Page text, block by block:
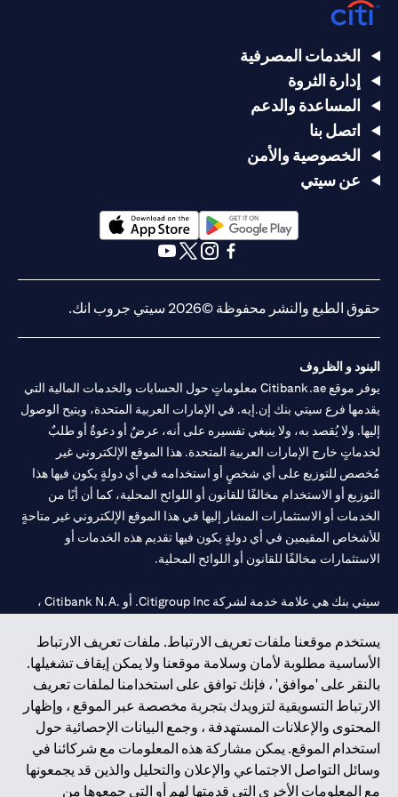
يستخدم موقعنا ملفات تعريف الارتباط. ملفات تعريف الارتباط
الأساسية مطلوبة لأمان وسلامة موقعنا ولا يمكن إيقاف تشغيلها.
بالنقر على 'موافق' ، فإنك توافق على استخدامنا لملفات تعريف
الارتباط التسويقية لتزويدك بتجربة مخصصة عبر الموقع ، وإظهار
المحتوى والإعلانات المستهدفة ، وجمع البيانات الإحصائية حول
استخدام الموقع. يمكن مشاركة هذه المعلومات مع شركائنا في
وسائل التواصل الاجتماعي والإعلان والتحليل والذين قد يجمعونها
مع المعلومات الأخرى التي قدمتها لهم أو التي جمعوها من
الخدمات المصرفية
إدارة الثروة
المساعدة والدعم
اتصل بنا
الخصوصية والأمن
عن سيتي
(opens in a new tab)
حقوق الطبع والنشر محفوظة ©2026 سيتي جروب انك.
البنود و الظروف
يوفر موقع Citibank.ae معلوماتٍ حول الحسابات والخدمات المالية التي
يقدمها فرع سيتي بنك إن.إيه. في الإمارات العربية المتحدة، ويتيح الوصول
إليها. ولا يُقصد به، ولا ينبغي تفسيره على أنه، عرضٌ أو دعوةٌ أو طلبٌ
لخدماتٍ خارج الإمارات العربية المتحدة. هذا الموقع الإلكتروني غير
مُخصص للتوزيع على أي شخصٍ أو استخدامه في أي دولةٍ يكون فيها هذا
التوزيع أو الاستخدام مخالفًا للقانون أو اللوائح المحلية، كما أن أيًا من
الخدمات أو الاستثمارات المشار إليها في هذا الموقع الإلكتروني غير متاحةٍ
للأشخاص المقيمين في أي دولةٍ يكون فيها تقديم هذه الخدمات أو
الاستثمارات مخالفًا للقانون أو اللوائح المحلية.
سيتي بنك هي علامة خدمة لشركة Citigroup Inc. أو .Citibank N.A ،
سيتي بنك إن. إيه. الإمارات مسجل لدى مصرف الإمارات المركزي تحت
أرقام التراخيص 202563 لفرع الوصل في دبي، 531989 لفرع مول
الإمارات في دبي، وCN-1002019لفرع أبوظبي. هاتف: 4000 311 04.
فرع سيتي بنك إن إيه - الإمارات العربية المتحدة مرخص من مصرف
الإمارات العربية المتحدة المركزي كفرع لبنك أجنبي.
سيتي بنك إن إيه الإمارات العربية المتحدة مرخص من هيئة الأوراق المالية
والسلع في الإمارات العربية المتحدة ("SCA") للقيام بالنشاط المالي لـ أ)